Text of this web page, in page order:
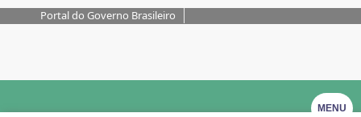
Portal do Governo Brasileiro
MENU